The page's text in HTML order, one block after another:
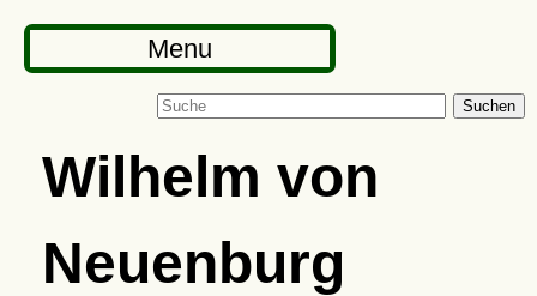
Menu
Suchen
Wilhelm von
Neuenburg